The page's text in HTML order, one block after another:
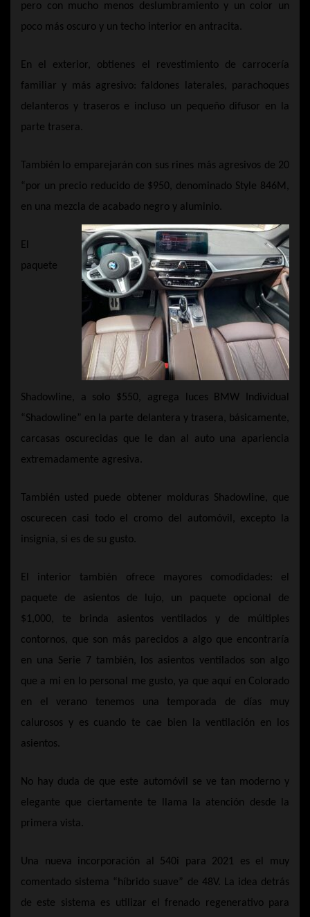
pero con mucho menos deslumbramiento y un color un
poco más oscuro y un techo interior en antracita.
En el exterior, obtienes el revestimiento de carrocería
familiar y más agresivo: faldones laterales, parachoques
delanteros y traseros e incluso un pequeño difusor en la
parte trasera.
También lo emparejarán con sus rines más agresivos de 20
“por un precio reducido de $950, denominado Style 846M,
en una mezcla de acabado negro y aluminio.
El
paquete
Shadowline, a solo $550, agrega luces BMW Individual
“Shadowline” en la parte delantera y trasera, básicamente,
carcasas oscurecidas que le dan al auto una apariencia
extremadamente agresiva.
También usted puede obtener molduras Shadowline, que
oscurecen casi todo el cromo del automóvil, excepto la
insignia, si es de su gusto.
El interior también ofrece mayores comodidades: el
paquete de asientos de lujo, un paquete opcional de
$1,000, te brinda asientos ventilados y de múltiples
contornos, que son más parecidos a algo que encontraría
en una Serie 7 también, los asientos ventilados son algo
que a mi en lo personal me gusto, ya que aquí en Colorado
en el verano tenemos una temporada de días muy
calurosos y es cuando te cae bien la ventilación en los
asientos.
No hay duda de que este automóvil se ve tan moderno y
elegante que ciertamente te llama la atención desde la
primera vista.
Una nueva incorporación al 540i para 2021 es el muy
comentado sistema “híbrido suave” de 48V. La idea detrás
de este sistema es utilizar el frenado regenerativo para